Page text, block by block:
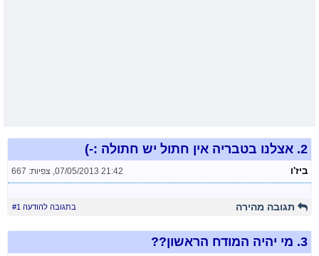
2. אצלנו בטבריה אין חתול יש חתולה :-)
ביז'ו 07/05/2013 21:42
, צפיות: 667
תגובה מהירה בתגובה להודעה #1
3. מי יהיה המודח הראשון??